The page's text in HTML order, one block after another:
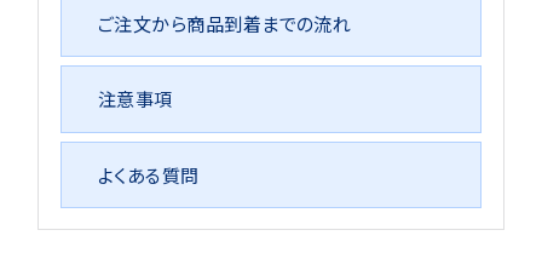
ご注文から商品到着までの流れ
注意事項
よくある質問